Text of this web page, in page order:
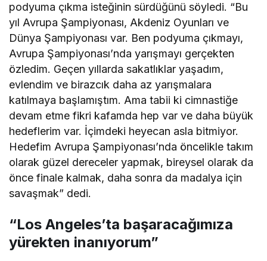
podyuma çıkma isteğinin sürdüğünü söyledi. “Bu
yıl Avrupa Şampiyonası, Akdeniz Oyunları ve
Dünya Şampiyonası var. Ben podyuma çıkmayı,
Avrupa Şampiyonası’nda yarışmayı gerçekten
özledim. Geçen yıllarda sakatlıklar yaşadım,
evlendim ve birazcık daha az yarışmalara
katılmaya başlamıştım. Ama tabii ki cimnastiğe
devam etme fikri kafamda hep var ve daha büyük
hedeflerim var. İçimdeki heyecan asla bitmiyor.
Hedefim Avrupa Şampiyonası’nda öncelikle takım
olarak güzel dereceler yapmak, bireysel olarak da
önce finale kalmak, daha sonra da madalya için
savaşmak” dedi.
“Los Angeles’ta başaracağımıza
yürekten inanıyorum”